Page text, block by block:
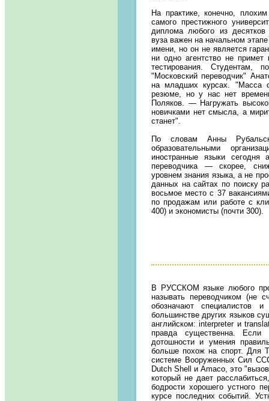
На практике, конечно,
самого престижного
диплома любого из десятков
вуза важен на начальном
имени, но он не является
ни одно агентство не примет
тестирования. Студентам,
"Московский переводчик"
на младших курсах. "Масса
резюме, но у нас нет
Поляков. — Нагружать
новичками нет смысла, а
станет".
По словам Анны
образовательными
иностранные языки сегодня
переводчика — скорее,
уровнем знания языка, а не
данных на сайтах по поиску
восьмое место с 37
по продажам или работе с
400) и экономисты (почти 300).
В РУССКОМ языке любого
называть переводчиком (не
обозначают
большинстве других языков
английском: interpreter и
правда существенна. Если
дотошности и умения
больше похож на спорт. Для
системе Вооруженных Сил
Dutch Shell и Amaco, это
который не дает
бодрости хорошего устного
курсе последних событий.